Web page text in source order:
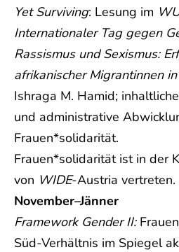
Yet Surviving: Lesung im
Internationaler Tag gegen
Rassismus und Sexismus:
afrikanischer Migrantinnen
Ishraga M. Hamid;
und administrative
Frauen*solidarität.
Frauen*solidarität ist in der
von WIDE-Austria vertreten.
November–Jänner
Framework Gender II:
Süd-Verhältnis im Spiegel